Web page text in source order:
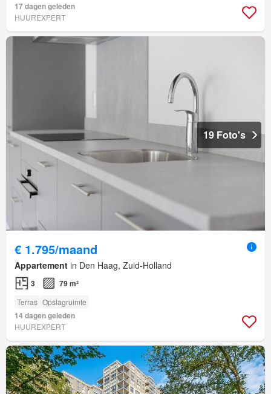
17 dagen geleden
HUUREXPERT
19 Foto's
€ 1.795/maand
Appartement in Den Haag, Zuid-Holland
3 79 m²
Terras Opslagruimte
14 dagen geleden
HUUREXPERT